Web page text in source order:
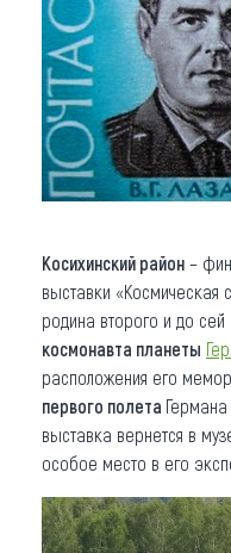
Косихинский район –
выставки «Космическая
родина второго и до
космонавта планеты
расположения его
первого полета
выставка вернется в
особое место в его